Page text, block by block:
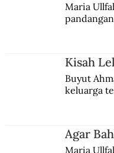
Silang
Maria
Kisah
Buyut
keluarga
Agar
Maria